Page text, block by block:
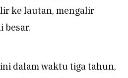
ke lautan, mengalir
besar.
dalam waktu tiga tahun,